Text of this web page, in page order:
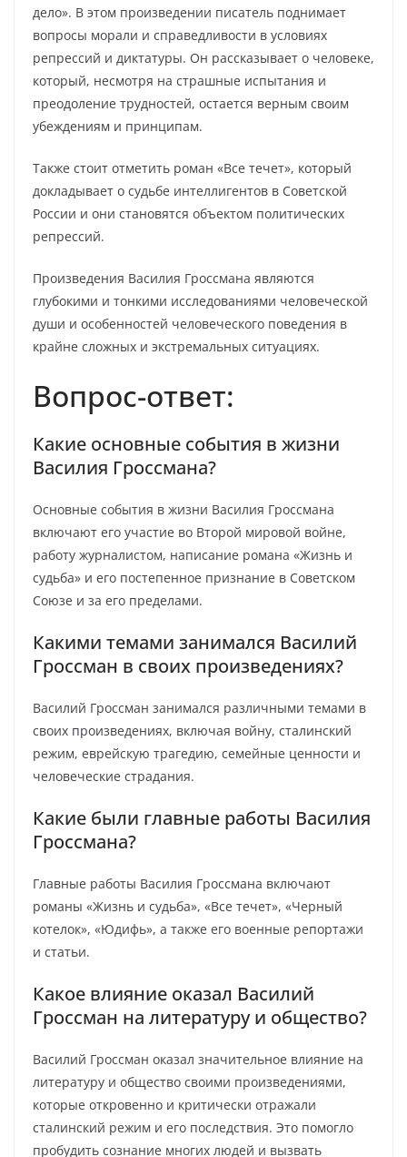
дело». В этом произведении писатель поднимает
вопросы морали и справедливости в условиях
репрессий и диктатуры. Он рассказывает о человеке,
который, несмотря на страшные испытания и
преодоление трудностей, остается верным своим
убеждениям и принципам.
Также стоит отметить роман «Все течет», который
докладывает о судьбе интеллигентов в Советской
России и они становятся объектом политических
репрессий.
Произведения Василия Гроссмана являются
глубокими и тонкими исследованиями человеческой
души и особенностей человеческого поведения в
крайне сложных и экстремальных ситуациях.
Вопрос-ответ:
Какие основные события в жизни
Василия Гроссмана?
Основные события в жизни Василия Гроссмана
включают его участие во Второй мировой войне,
работу журналистом, написание романа «Жизнь и
судьба» и его постепенное признание в Советском
Союзе и за его пределами.
Какими темами занимался Василий
Гроссман в своих произведениях?
Василий Гроссман занимался различными темами в
своих произведениях, включая войну, сталинский
режим, еврейскую трагедию, семейные ценности и
человеческие страдания.
Какие были главные работы Василия
Гроссмана?
Главные работы Василия Гроссмана включают
романы «Жизнь и судьба», «Все течет», «Черный
котелок», «Юдифь», а также его военные репортажи
и статьи.
Какое влияние оказал Василий
Гроссман на литературу и общество?
Василий Гроссман оказал значительное влияние на
литературу и общество своими произведениями,
которые откровенно и критически отражали
сталинский режим и его последствия. Это помогло
пробудить сознание многих людей и вызвать